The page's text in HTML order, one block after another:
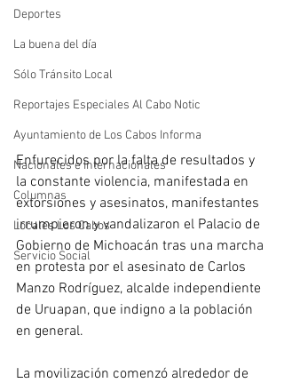
Deportes
La buena del día
Sólo Tránsito Local
Reportajes Especiales Al Cabo Notic
Ayuntamiento de Los Cabos Informa
Nacionales e Internacionales
Columnas
Locales Los Cabos
Servicio Social
Enfurecidos por la falta de resultados y
la constante violencia, manifestada en
extorsiones y asesinatos, manifestantes
irrumpieron y vandalizaron el Palacio de
Gobierno de Michoacán tras una marcha
en protesta por el asesinato de Carlos
Manzo Rodríguez, alcalde independiente
de Uruapan, que indigno a la población
en general.
La movilización comenzó alrededor de